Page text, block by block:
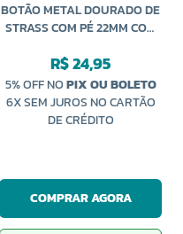
BOTÃO METAL DOURADO DE
STRASS COM PÉ 22MM COM
R$ 24,95
5% OFF NOPIX OU BOLETO
6X SEM JUROS NO CARTÃO
DE CRÉDITO
COMPRAR AGORA